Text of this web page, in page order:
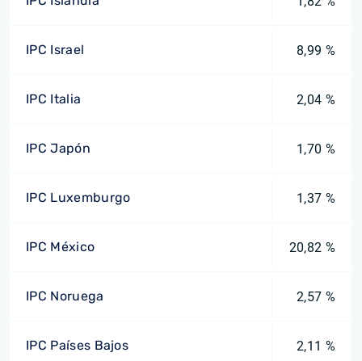
IPC Israel 8,99 %
IPC Italia 2,04 %
IPC Japón 1,70 %
IPC Luxemburgo 1,37 %
IPC México 20,82 %
IPC Noruega 2,57 %
IPC Países Bajos 2,11 %